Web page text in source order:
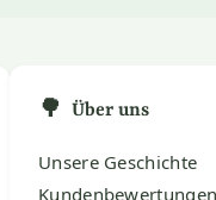
🌳 Über uns
Unsere Geschichte
Kundenbewertungen